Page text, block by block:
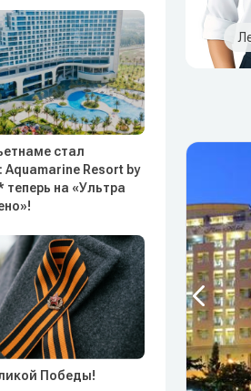
стал
Aquamarine Resort by
теперь на «Ультра
Победы!